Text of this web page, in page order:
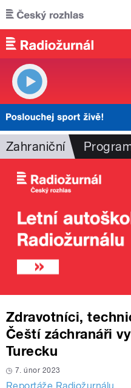
Přejít k hlavnímu obsahu
Zahraniční
Zdravotníci,
Čeští záchranáři
Turecku
7. únor 2023